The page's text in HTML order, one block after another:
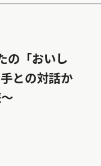
の「おいし
との対話か